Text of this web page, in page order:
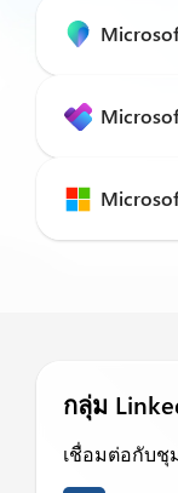
กลุ่ม
เชื่อมต่อกับชุ